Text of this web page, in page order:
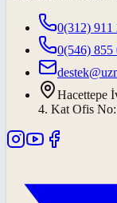
0(312) 911
0(546) 855
Hacettepe
4. Kat Ofis